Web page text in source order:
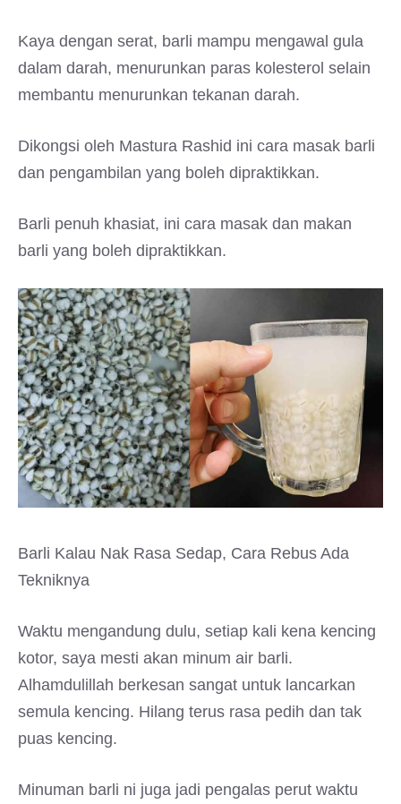
Kaya dengan serat, barli mampu mengawal gula
dalam darah, menurunkan paras kolesterol selain
membantu menurunkan tekanan darah.
Dikongsi oleh Mastura Rashid ini cara masak barli
dan pengambilan yang boleh dipraktikkan.
Barli penuh khasiat, ini cara masak dan makan
barli yang boleh dipraktikkan.
Barli Kalau Nak Rasa Sedap, Cara Rebus Ada
Tekniknya
Waktu mengandung dulu, setiap kali kena kencing
kotor, saya mesti akan minum air barli.
Alhamdulillah berkesan sangat untuk lancarkan
semula kencing. Hilang terus rasa pedih dan tak
puas kencing.
Minuman barli ni juga jadi pengalas perut waktu